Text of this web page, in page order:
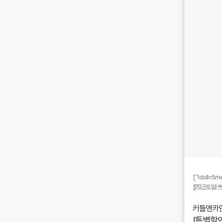
[💌금토일!
커들앤카